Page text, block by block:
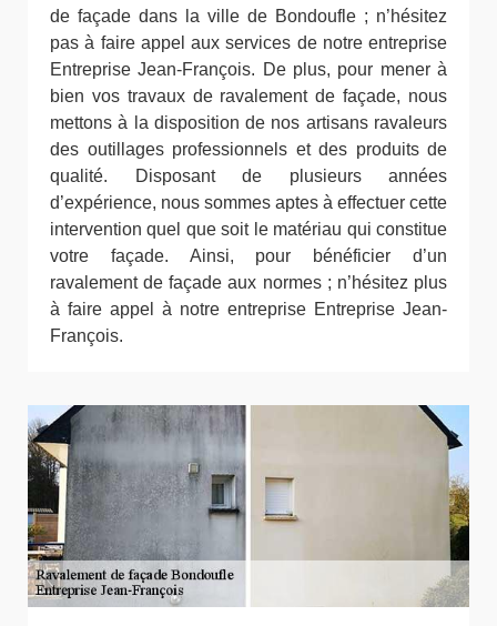
de façade dans la ville de Bondoufle ; n’hésitez
pas à faire appel aux services de notre entreprise
Entreprise Jean-François. De plus, pour mener à
bien vos travaux de ravalement de façade, nous
mettons à la disposition de nos artisans ravaleurs
des outillages professionnels et des produits de
qualité. Disposant de plusieurs années
d’expérience, nous sommes aptes à effectuer cette
intervention quel que soit le matériau qui constitue
votre façade. Ainsi, pour bénéficier d’un
ravalement de façade aux normes ; n’hésitez plus
à faire appel à notre entreprise Entreprise Jean-
François.